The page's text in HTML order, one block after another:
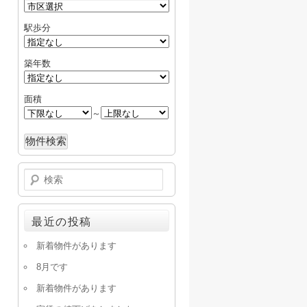
駅歩分
築年数
面積
～
検
索
最近の投稿
新着物件があります
8月です
新着物件があります